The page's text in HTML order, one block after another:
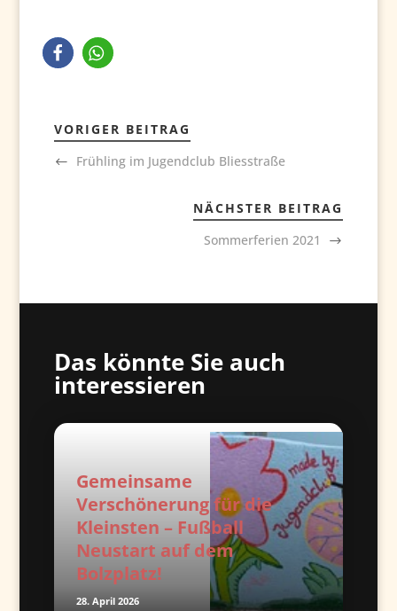
VORIGER BEITRAG
Frühling im Jugendclub Bliesstraße
NÄCHSTER BEITRAG
Sommerferien 2021
Das könnte Sie auch
interessieren
Gemeinsame
Verschönerung für die
Kleinsten – Fußball
Neustart auf dem
Bolzplatz!
28. April 2026